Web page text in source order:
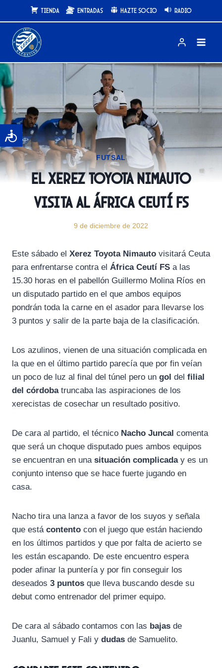
al
contenido
Tienda Entradas Hazte Socio Radio
FUTSAL
El Xerez Toyota Nimauto
visita al África Ceutí FS
9 de diciembre de 2022
Este sábado el Xerez Toyota Nimauto visitará Ceuta
para enfrentarse contra el África Ceutí FS a las
15.30 horas en el pabellón Guillermo Molina Ríos en
un disputado partido en el que ambos equipos
pondrán toda la carne en el asador para llevarse los
3 puntos y salir de la parte baja de la clasificación.
Los azulinos, vienen de una situación complicada en
la que en el último partido parecía que por fin veían
un poco de luz al final del túnel pero un gol del filial
del córdobatruncaba las aspiraciones de los
xerecistas de cosechar un resultado positivo.
De cara al partido, el técnico Nacho Juncal comenta
que será un choque disputado pues ambos equipos
se encuentran en una situación complicaday es un
conjunto intenso que se hace fuerte jugando en
casa.
Nacho tira una lanza a favor de los suyos y señala
que está contento con el juego que están haciendo
en los últimos partidos y que por falta de acierto se
les están escapando. De este encuentro espera
poder afinar la puntería y por fin conseguir los
deseados 3 puntos que lleva buscando desde su
debut como entrenador del primer equipo.
De cara al sábado contamos con las bajas de
Juanlu, Samuel y Fali y dudas de Samuelito.